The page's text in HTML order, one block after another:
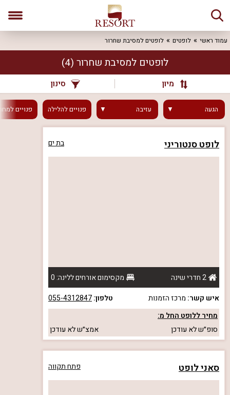
עמוד ראשי לופטים לופטים למסיבת שחרור
לופטים למסיבת שחרור (4)
מיון סינון
הגעה עזיבה פנוייםלהלילה פנויים
לופט סנטוריני בת ים
2 חדרי שינה
מקסימום אורחים ללינה: 0
איש קשר: מרכז הזמנות טלפון:055-4312847
מחיר ללופט החל מ:
סופ״שלא עודכן אמצ״שלא עודכן
סאני לופט פתח תקווה